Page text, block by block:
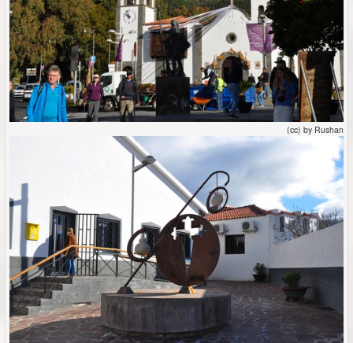
(cc) by Rushan